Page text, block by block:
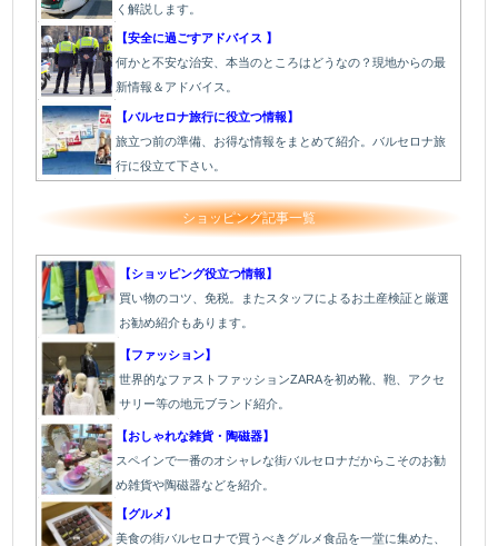
く解説します。
【安全に過ごすアドバイス 】
何かと不安な治安、本当のところはどうなの？現地からの最
新情報＆アドバイス。
【バルセロナ旅行に役立つ情報】
旅立つ前の準備、お得な情報をまとめて紹介。バルセロナ旅
行に役立て下さい。
ショッピング記事一覧
【ショッピング役立つ情報】
買い物のコツ、免税。またスタッフによるお土産検証と厳選
お勧め紹介もあります。
【ファッション】
世界的なファストファッションZARAを初め靴、鞄、アクセ
サリー等の地元ブランド紹介。
【おしゃれな雑貨・陶磁器】
スペインで一番のオシャレな街バルセロナだからこそのお勧
め雑貨や陶磁器などを紹介。
【グルメ】
美食の街バルセロナで買うべきグルメ食品を一堂に集めた、